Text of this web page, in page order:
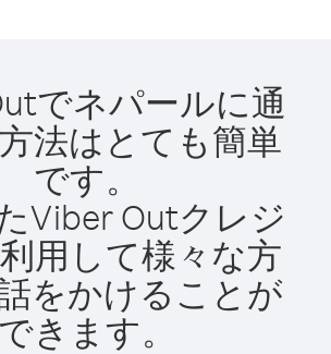
でネパールに通
法はとても簡単
です。
Viber Outクレジ
用して様々な方
をかけることが
できます。